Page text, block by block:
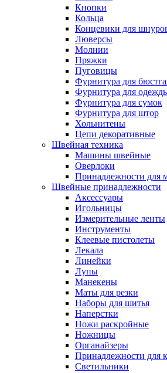
Кнопки
Кольца
Концевики для
Люверсы
Молнии
Пряжки
Пуговицы
Фурнитура для
Фурнитура для
Фурнитура для сумок
Фурнитура для штор
Хольнитены
Цепи декоративные
Швейная техника
Машины швейные
Оверлоки
Принадлежности для
Швейные принадлежности
Аксессуары
Игольницы
Измерительные ленты
Инструменты
Клеевые пистолеты
Лекала
Линейки
Лупы
Манекены
Маты для резки
Наборы для шитья
Наперстки
Ножи раскройные
Ножницы
Органайзеры
Принадлежности для
Светильники